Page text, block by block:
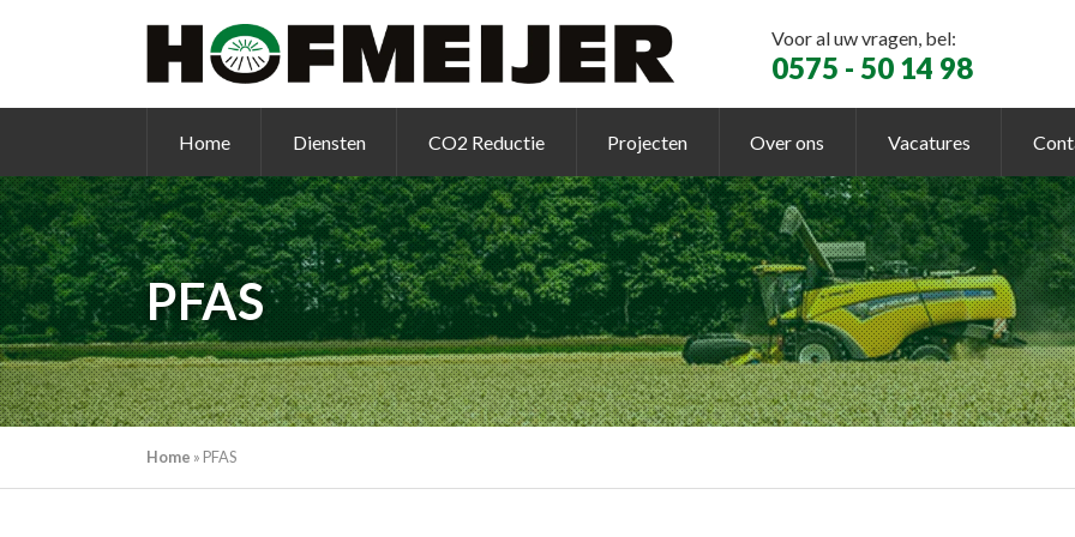
Voor al uw vragen, bel:
0575 - 50 14 98
Home Diensten CO2 Reductie Projecten Over ons Vacatures
PFAS
Home » PFAS